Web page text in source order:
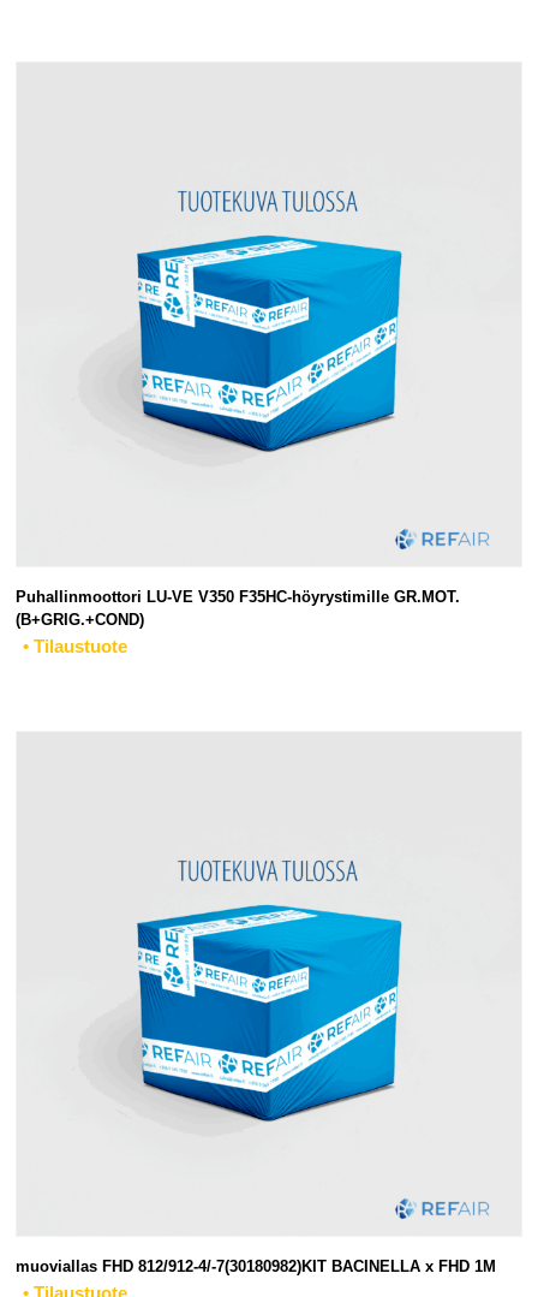
Puhallinmoottori LU-VE V350 F35HC-höyrystimille GR.MOT.
(B+GRIG.+COND)
• Tilaustuote
muoviallas FHD 812/912-4/-7(30180982)KIT BACINELLA x FHD 1M